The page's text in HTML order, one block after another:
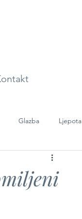
Glazba Ljepota